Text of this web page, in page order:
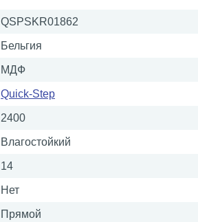
QSPSKR01862
Бельгия
МДФ
Quick-Step
2400
Влагостойкий
14
Нет
Прямой